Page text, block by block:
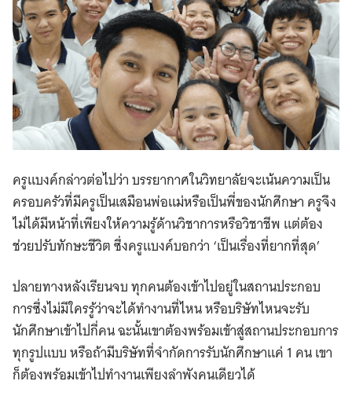
ครูแบงค์กล่าวต่อไปว่า บรรยากาศในวิทยาลัยจะเน้นความเป็น
ครอบครัวที่มีครูเป็นเสมือนพ่อแม่หรือเป็นพี่ของนักศึกษา ครูจึง
ไม่ได้มีหน้าที่เพียงให้ความรู้ด้านวิชาการหรือวิชาชีพ แต่ต้อง
ช่วยปรับทักษะชีวิต ซึ่งครูแบงค์บอกว่า ‘เป็นเรื่องที่ยากที่สุด’
ปลายทางหลังเรียนจบ ทุกคนต้องเข้าไปอยู่ในสถานประกอบ
การซึ่งไม่มีใครรู้ว่าจะได้ทำงานที่ไหน หรือบริษัทไหนจะรับ
นักศึกษาเข้าไปกี่คน ฉะนั้นเขาต้องพร้อมเข้าสู่สถานประกอบการ
ทุกรูปแบบ หรือถ้ามีบริษัทที่จำกัดการรับนักศึกษาแค่ 1 คน เขา
ก็ต้องพร้อมเข้าไปทำงานเพียงลำพังคนเดียวได้